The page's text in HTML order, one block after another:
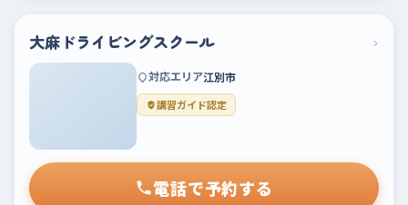
大麻ドライビングスクール ›
対応エリア江別市
講習ガイド認定
電話で予約する